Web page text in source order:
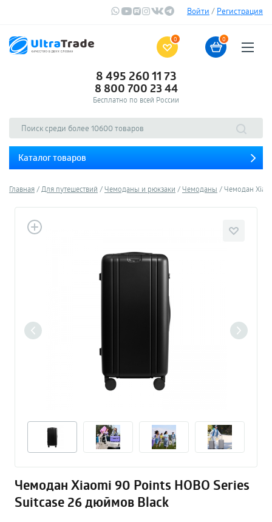
Войти / Регистрация
0 0
8 495 260 11 73
8 800 700 23 44
Бесплатно по всей России
Каталог товаров
Главная Для путешествий Чемоданы и рюкзаки Чемоданы Чемодан
Чемодан Xiaomi 90 Points HOBO Series
Suitcase 26 дюймов Black